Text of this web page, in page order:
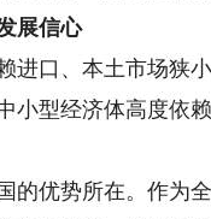
展信心
口、本土市场狭
小型经济体高度依
优势所在。作为